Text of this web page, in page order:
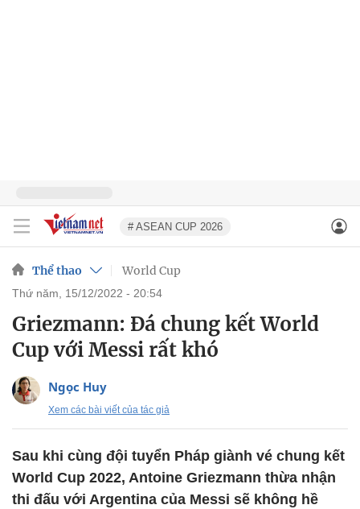
# ASEAN CUP 2026
Thể thao World Cup
thứ năm, 15/12/2022 - 20:54
Griezmann: Đá chung kết World
Cup với Messi rất khó
Ngọc Huy
Xem các bài viết của tác giả
Sau khi cùng đội tuyển Pháp giành vé chung kết
World Cup 2022, Antoine Griezmann thừa nhận
thi đấu với Argentina của Messi sẽ không hề